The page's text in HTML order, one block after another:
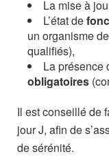
La mise à
L’état de
un organisme
qualifiés),
La présence
obligatoires
Il est conseillé de
jour J, afin de
de sérénité.